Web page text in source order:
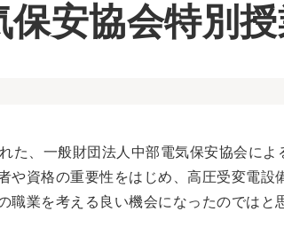
安協会特別
、一般財団法人中部電気保安協会に
資格の重要性をはじめ、高圧受変電設
業を考える良い機会になったのではと